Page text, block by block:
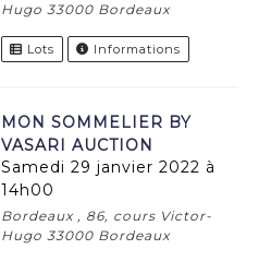
Hugo 33000 Bordeaux
Lots Informations
MON SOMMELIER BY
VASARI AUCTION
samedi 29 janvier 2022 à
14h00
Bordeaux , 86, cours Victor-
Hugo 33000 Bordeaux